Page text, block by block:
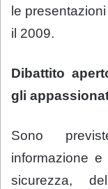
le
il 2009.
Dibattito
gli
Sono
informazione
sicurezza,